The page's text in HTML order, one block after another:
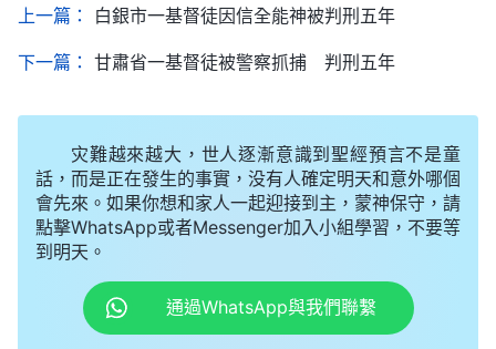
上一篇： 白銀市一基督徒因信全能神被判刑五年
下一篇： 甘肅省一基督徒被警察抓捕 判刑五年
灾難越來越大，世人逐漸意識到聖經預言不是童
話，而是正在發生的事實，没有人確定明天和意外哪個
會先來。如果你想和家人一起迎接到主，蒙神保守，請
點擊WhatsApp或者Messenger加入小組學習，不要等
到明天。
通過WhatsApp與我們聯繫